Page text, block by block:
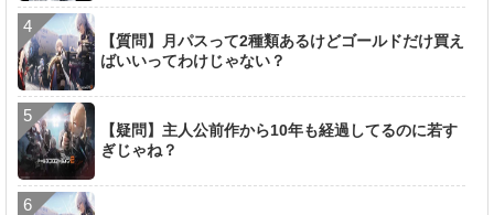
【質問】月パスって2種類あるけどゴールドだけ買え
ばいいってわけじゃない？
【疑問】主人公前作から10年も経過してるのに若す
ぎじゃね？